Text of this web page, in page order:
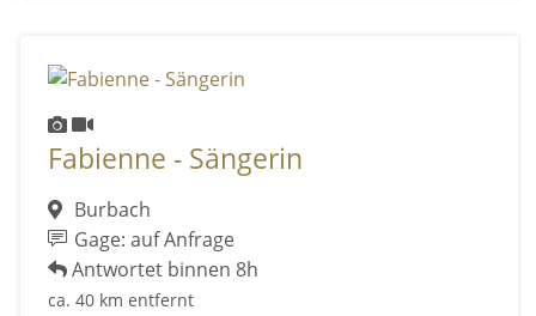
Fabienne - Sängerin
Burbach
Gage: auf Anfrage
Antwortet binnen 8h
ca. 40 km entfernt